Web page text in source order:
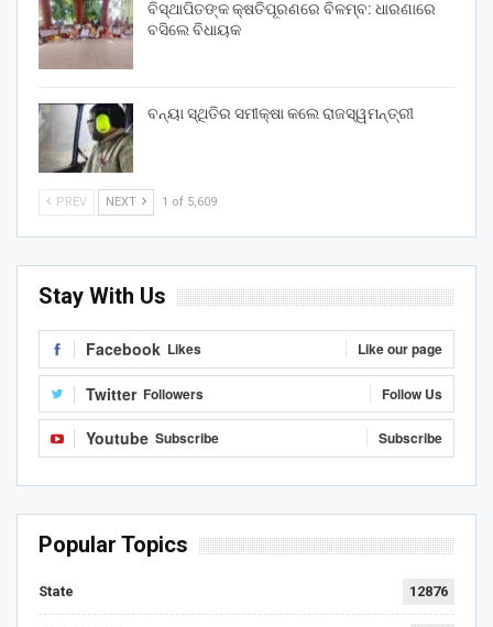
ବିସ୍ଥାପିତଙ୍କ କ୍ଷତିପୂରଣରେ ବିଳମ୍ବ: ଧାରଣାରେ
ବସିଲେ ବିଧାୟକ
ବନ୍ୟା ସ୍ଥିତିର ସମୀକ୍ଷା କଲେ ରାଜସ୍ୱମନ୍ତ୍ରୀ
PREV NEXT 1 of 5,609
Stay With Us
Facebook Likes Like our page
Twitter Followers Follow Us
Youtube Subscribe Subscribe
Popular Topics
State 12876